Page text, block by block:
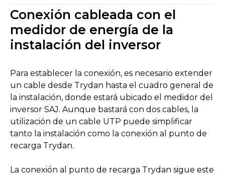
Conexión cableada con el
medidor de energía de la
instalación del inversor
Para establecer la conexión, es necesario extender
un cable desde Trydan hasta el cuadro general de
la instalación, donde estará ubicado el medidor del
inversor SAJ. Aunque bastará con dos cables, la
utilización de un cable UTP puede simplificar
tanto la instalación como la conexión al punto de
recarga Trydan.
La conexión al punto de recarga Trydan sigue este